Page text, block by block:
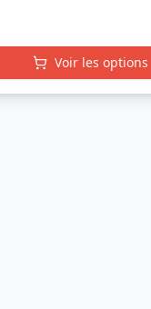
Voir les options